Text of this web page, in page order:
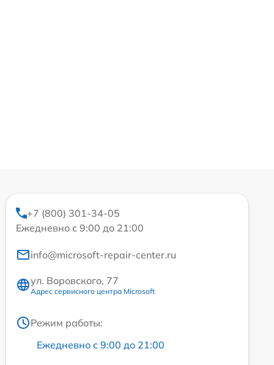
+7 (800) 301-34-05
Ежедневно с 9:00 до 21:00
info@microsoft-repair-center.ru
ул. Воровского, 77
Адрес сервисного центра Microsoft
Режим работы:
Ежедневно с 9:00 до 21:00